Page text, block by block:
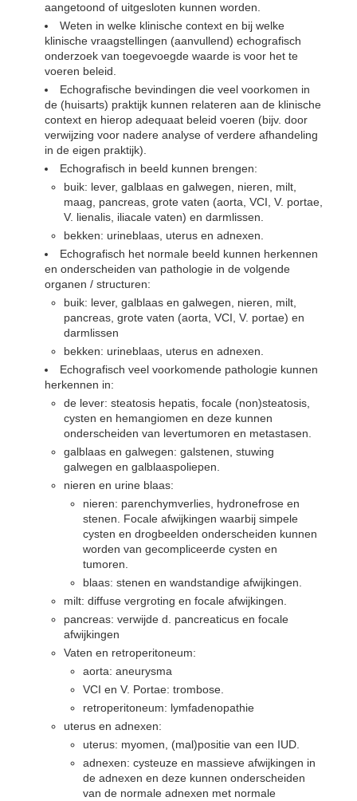
aangetoond of uitgesloten kunnen worden.
Weten in welke klinische context en bij welke
klinische vraagstellingen (aanvullend) echografisch
onderzoek van toegevoegde waarde is voor het te
voeren beleid.
Echografische bevindingen die veel voorkomen in
de (huisarts) praktijk kunnen relateren aan de klinische
context en hierop adequaat beleid voeren (bijv. door
verwijzing voor nadere analyse of verdere afhandeling
in de eigen praktijk).
Echografisch in beeld kunnen brengen:
buik: lever, galblaas en galwegen, nieren, milt,
maag, pancreas, grote vaten (aorta, VCI, V. portae,
V. lienalis, iliacale vaten) en darmlissen.
bekken: urineblaas, uterus en adnexen.
Echografisch het normale beeld kunnen herkennen
en onderscheiden van pathologie in de volgende
organen / structuren:
buik: lever, galblaas en galwegen, nieren, milt,
pancreas, grote vaten (aorta, VCI, V. portae) en
darmlissen
bekken: urineblaas, uterus en adnexen.
Echografisch veel voorkomende pathologie kunnen
herkennen in:
de lever: steatosis hepatis, focale (non)steatosis,
cysten en hemangiomen en deze kunnen
onderscheiden van levertumoren en metastasen.
galblaas en galwegen: galstenen, stuwing
galwegen en galblaaspoliepen.
nieren en urine blaas:
nieren: parenchymverlies, hydronefrose en
stenen. Focale afwijkingen waarbij simpele
cysten en drogbeelden onderscheiden kunnen
worden van gecompliceerde cysten en
tumoren.
blaas: stenen en wandstandige afwijkingen.
milt: diffuse vergroting en focale afwijkingen.
pancreas: verwijde d. pancreaticus en focale
afwijkingen
Vaten en retroperitoneum:
aorta: aneurysma
VCI en V. Portae: trombose.
retroperitoneum: lymfadenopathie
uterus en adnexen:
uterus: myomen, (mal)positie van een IUD.
adnexen: cysteuze en massieve afwijkingen in
de adnexen en deze kunnen onderscheiden
van de normale adnexen met normale